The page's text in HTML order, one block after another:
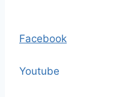
Facebook
Youtube